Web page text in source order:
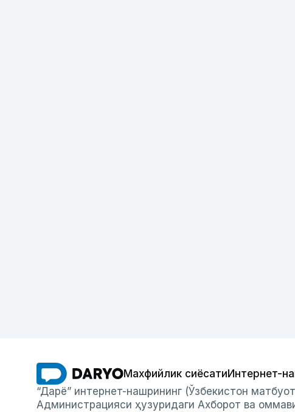
Махфийлик сиёсатиИнтернет-
“Дарё” интернет-нашрининг (Ўзбекистон
Администрацияси ҳузуридаги Ахборот ва